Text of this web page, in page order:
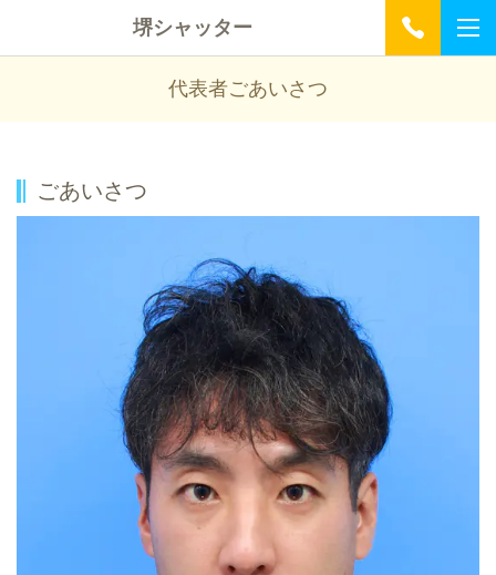
堺シャッター
代表者ごあいさつ
ごあいさつ